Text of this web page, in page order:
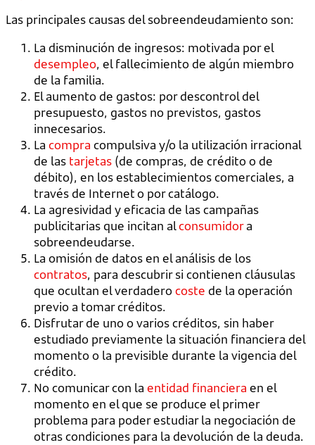
Las principales causas del sobreendeudamiento son:
La disminución de ingresos: motivada por el
desempleo, el fallecimiento de algún miembro
de la familia.
El aumento de gastos: por descontrol del
presupuesto, gastos no previstos, gastos
innecesarios.
La compra compulsiva y/o la utilización irracional
de las tarjetas (de compras, de crédito o de
débito), en los establecimientos comerciales, a
través de Internet o por catálogo.
La agresividad y eficacia de las campañas
publicitarias que incitan alconsumidora
sobreendeudarse.
La omisión de datos en el análisis de los
contratos, para descubrir si contienen cláusulas
que ocultan el verdaderocoste de la operación
previo a tomar créditos.
Disfrutar de uno o varios créditos, sin haber
estudiado previamente la situación financiera del
momento o la previsible durante la vigencia del
crédito.
No comunicar con la entidad financiera en el
momento en el que se produce el primer
problema para poder estudiar la negociación de
otras condiciones para la devolución de la deuda.